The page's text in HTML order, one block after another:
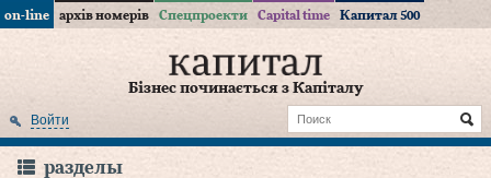
on-line архів номерів Спецпроекти Capital time Капитал 500
Бізнес починається з Капіталу
Войти
разделы